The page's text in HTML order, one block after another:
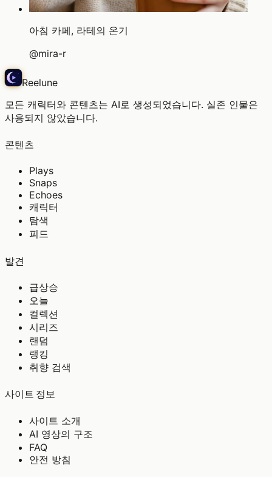
아침 카페, 라테의 온기
@mira-r
Reelune
모든 캐릭터와 콘텐츠는 AI로 생성되었습니다. 실존 인물은
사용되지 않았습니다.
콘텐츠
Plays
Snaps
Echoes
캐릭터
탐색
피드
발견
급상승
오늘
컬렉션
시리즈
랜덤
랭킹
취향 검색
사이트 정보
사이트 소개
AI 영상의 구조
FAQ
안전 방침